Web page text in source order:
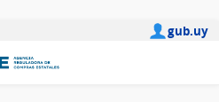
gub.uy